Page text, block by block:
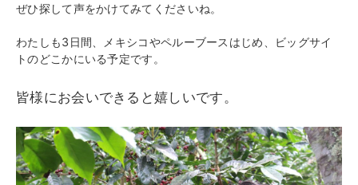
ぜひ探して声をかけてみてくださいね。
わたしも3日間、メキシコやペルーブースはじめ、
ビッグサイ
トのどこかにいる予定です。
皆様にお会いできると嬉しいです。